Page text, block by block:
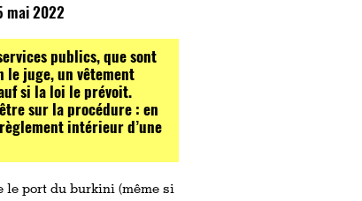
mai 2022
publics, que sont
le juge, un vêtement
si la loi le prévoit.
sur la procédure : en
intérieur d’une
le port du burkini(même si